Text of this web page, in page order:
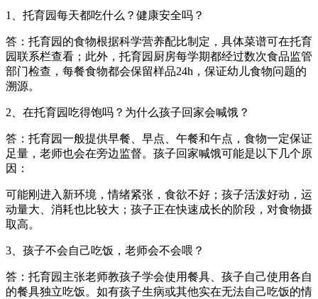
1、托育园每天都吃什么？健康安全吗？
答：托育园的食物根据科学营养配比制定，具体菜谱可在托育
园联系栏查看；此外，托育园厨房每学期都经过数次食品监管
部门检查，每餐食物都会保留样品24h，保证幼儿食物问题的
溯源。
2、在托育园吃得饱吗？为什么孩子回家会喊饿？
答：托育园一般提供早餐、早点、午餐和午点，食物一定保证
足量，老师也会在旁边监督。孩子回家喊饿可能是以下几个原
因：
可能刚进入新环境，情绪紧张，食欲不好；孩子活泼好动，运
动量大、消耗也比较大；孩子正在快速成长的阶段，对食物摄
取高。
3、孩子不会自己吃饭，老师会不会喂？
答：托育园主张老师教孩子学会使用餐具、孩子自己使用各自
的餐具独立吃饭。如有孩子生病或其他实在无法自己吃饭的情